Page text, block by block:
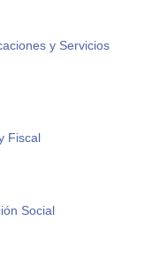
y Servicios
Fiscal
Social